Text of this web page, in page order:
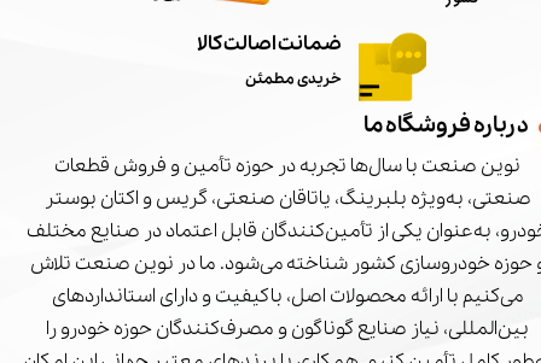
ضمانت اصالت کالا
خریدی مطمئن
درباره فروشگاه ما
نوین صنعت با سال‌ها تجربه در حوزه تأمین و فروش قطعات
صنعتی، به‌ویژه بلبرینگ، یاتاقان صنعتی، گریس و اکتان بوستر
به‌عنوان یکی از تأمین‌کنندگان قابل اعتماد در صنایع مختلف
حوزه خودروسازی کشور شناخته می‌شود. ما در نوین صنعت تلاش
می‌کنیم با ارائه محصولات اصل، باکیفیت و دارای استانداردهای
بین‌المللی، نیاز صنایع گوناگون و مصرف‌کنندگان حوزه خودرو را